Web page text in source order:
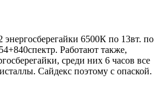
энергосберегайки 6500К по 13вт. по
Работают также,
среди них 6 часов все
Сайдекс поэтому с опаской.